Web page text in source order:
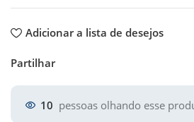
Adicionar a lista de desejos
Partilhar
10 pessoas olhando esse